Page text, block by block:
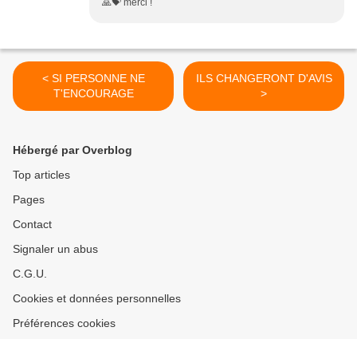
🙏💝 merci !
< SI PERSONNE NE
T'ENCOURAGE
ILS CHANGERONT D'AVIS
>
Hébergé par Overblog
Top articles
Pages
Contact
Signaler un abus
C.G.U.
Cookies et données personnelles
Préférences cookies